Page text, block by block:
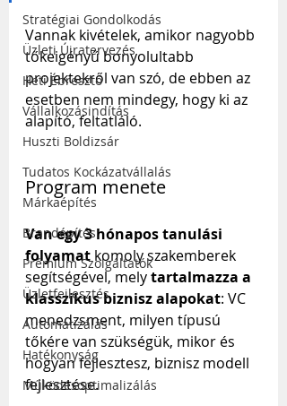
Stratégiai Gondolkodás
Üzleti Újratervezés
Heti Ébresztő
Vállalkozásindítás
Huszti Boldizsár
Tudatos Kockázatvállalás
Márkaépítés
Brandépítés
Prémium Szolgáltatók
Üzletfejlesztés
Automatizálás
Hatékonyság
Működésoptimalizálás
Vannak kivételek, amikor nagyobb
tőkeigényű bonyolultabb
projektekről van szó, de ebben az
esetben nem mindegy, hogy ki az
alapító, feltatláló.
Program menete
Van egy 3 hónapos tanulási
folyamat komoly szakemberek
segítségével, mely tartalmazza a
klasszikus biznisz alapokat: VC
menedzsment, milyen típusú
tőkére van szükségük, mikor és
hogyan fejlesztesz, biznisz modell
fejlesztése.